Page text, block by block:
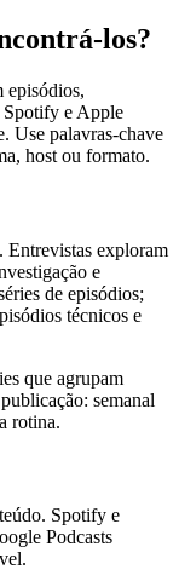
los?
episódios,
Spotify e Apple
Use palavras-chave
host ou formato.
Entrevistas exploram
e
de episódios;
técnicos e
que agrupam
semanal
rotina.
Spotify e
Podcasts